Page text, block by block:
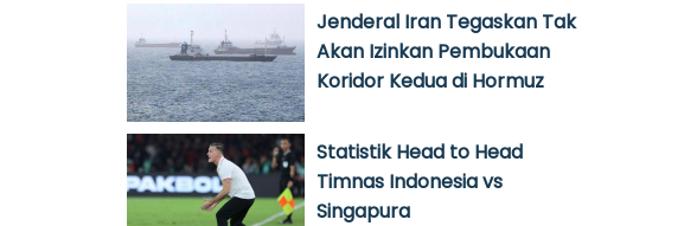
Jenderal Iran Tegaskan Tak
Akan Izinkan Pembukaan
Koridor Kedua di Hormuz
Statistik Head to Head
Timnas Indonesia vs
Singapura